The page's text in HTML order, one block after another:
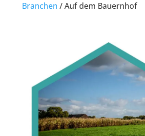
Branchen /Auf dem Bauernhof